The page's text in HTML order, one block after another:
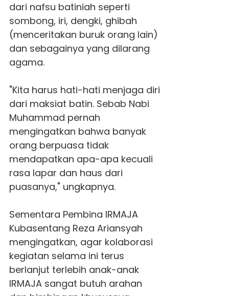
dari nafsu batiniah seperti
sombong, iri, dengki, ghibah
(menceritakan buruk orang lain)
dan sebagainya yang dilarang
agama.
"Kita harus hati-hati menjaga diri
dari maksiat batin. Sebab Nabi
Muhammad pernah
mengingatkan bahwa banyak
orang berpuasa tidak
mendapatkan apa-apa kecuali
rasa lapar dan haus dari
puasanya," ungkapnya.
Sementara Pembina IRMAJA
Kubasentang Reza Ariansyah
mengingatkan, agar kolaborasi
kegiatan selama ini terus
berlanjut terlebih anak-anak
IRMAJA sangat butuh arahan